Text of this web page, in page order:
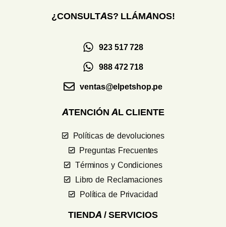
¿CONSULTAS? LLÁMANOS!
923 517 728
988 472 718
ventas@elpetshop.pe
ATENCIÓN AL CLIENTE
Políticas de devoluciones
Preguntas Frecuentes
Términos y Condiciones
Libro de Reclamaciones
Política de Privacidad
TIENDA / SERVICIOS